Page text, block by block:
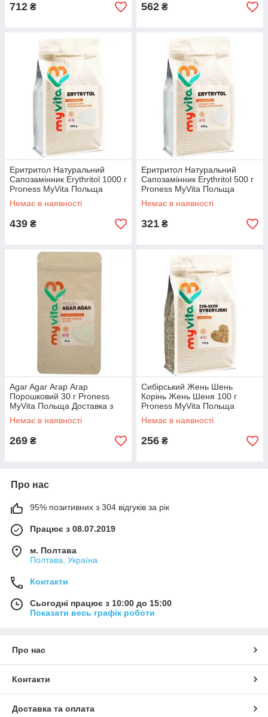
712 ₴ 562 ₴
Еритритол Натуральний
Сапозамінник Erythritol 1000 г
Proness MyVita Польща
Доставка з ЄС
Немає в наявності
439 ₴
Еритритол Натуральний
Сапозамінник Erythritol 500 г
Proness MyVita Польща
Доставка з ЄС
Немає в наявності
321 ₴
Agar Agar Агар Агар
Порошковий 30 г Proness
MyVita Польща Доставка з
ЄС
Немає в наявності
269 ₴
Сибірський Жень Шень
Корінь Жень Шеня 100 г
Proness MyVita Польща
Доставка з ЄС
Немає в наявності
256 ₴
Про нас
95% позитивних з 304 відгуків за рік
Працює з 08.07.2019
м. Полтава
Полтава, Україна
Контакти
Сьогодні працює з 10:00 до 15:00
Показати весь графік роботи
Про нас
Контакти
Доставка та оплата